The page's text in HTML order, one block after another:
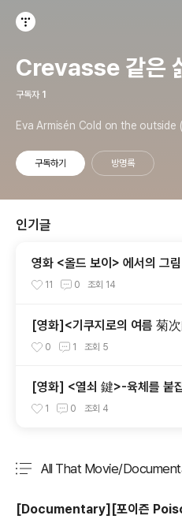
Crevasse 같은
구독자 1
구독하기 방명록
인기글
영화 <올드 보이> 에서의 그림
11 0 조회 14
[영화]<기쿠지로의 여름 菊
감독판 키드 Kids
0 1 조회 5
[영화] <열쇠 鍵>-육체를 붙
1 0 조회 4
All That Movie/
[Documentary][포이즌